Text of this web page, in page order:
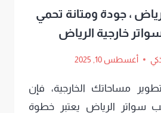
، جودة ومتانة تحمي
خارجية الرياض
أغسطس 10, 2025
مساحاتك الخارجية، فإن
سواتر الرياض يعتبر خطوة